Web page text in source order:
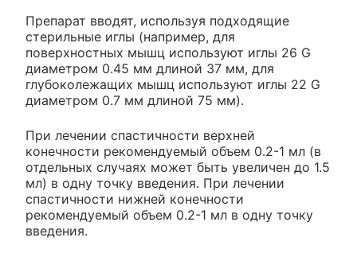
Препарат вводят, используя подходящие
стерильные иглы (например, для
поверхностных мышц используют иглы 26 G
диаметром 0.45 мм длиной 37 мм, для
глубоколежащих мышц используют иглы 22 G
диаметром 0.7 мм длиной 75 мм).
При лечении спастичности верхней
конечности рекомендуемый объем 0.2-1 мл (в
отдельных случаях может быть увеличен до 1.5
мл) в одну точку введения. При лечении
спастичности нижней конечности
рекомендуемый объем 0.2-1 мл в одну точку
введения.